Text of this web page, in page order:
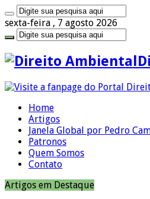
sexta-feira , 7 agosto 2026
Home
Artigos
Janela Global por Pedro
Patronos
Quem Somos
Contato
Artigos em Destaque